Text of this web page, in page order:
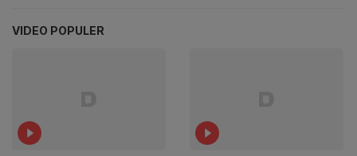
VIDEO POPULER